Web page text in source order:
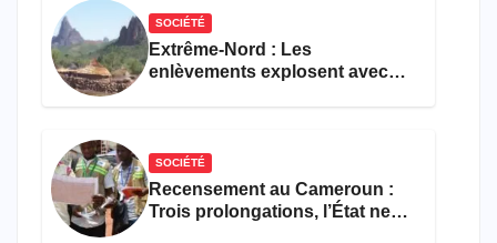
SOCIÉTÉ
Extrême-Nord : Les
enlèvements explosent avec
SOCIÉTÉ
Recensement au Cameroun :
Trois prolongations, l’État ne